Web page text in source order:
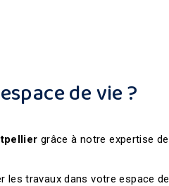
de vie ?
grâce à notre expertise de
travaux dans votre espace de